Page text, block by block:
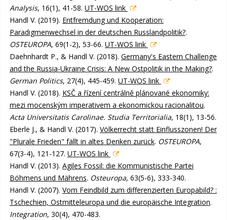
Analysis, 16(1), 41-58. UT-WOS link
Handl V. (2019). Entfremdung und Kooperation:
Paradigmenwechsel in der deutschen Russlandpolitik?.
OSTEUROPA, 69(1-2), 53-66. UT-WOS link
Daehnhardt P., & Handl V. (2018). Germany's Eastern Challenge
and the Russia-Ukraine Crisis: A New Ostpolitik in the Making?.
German Politics, 27(4), 445-459. UT-WOS link
Handl V. (2018). KSČ a řízení centrálně plánované ekonomiky:
mezi mocenským imperativem a ekonomickou racionalitou.
Acta Universitatis Carolinae. Studia Territorialia, 18(1), 13-56.
Eberle J., & Handl V. (2017). Völkerrecht statt Einflusszonen! Der
"Plurale Frieden" fällt in altes Denken zurück. OSTEUROPA,
67(3-4), 121-127. UT-WOS link
Handl V. (2013). Agiles Fossil: die Kommunistische Partei
Böhmens und Mährens. Osteuropa, 63(5-6), 333-340.
Handl V. (2007). Vom Feindbild zum differenzierten Europabild? :
Tschechien, Ostmitteleuropa und die europäische Integration.
Integration, 30(4), 470-483.